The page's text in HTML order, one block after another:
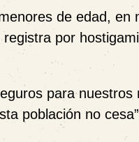
de edad, en
por
para nuestros
población no